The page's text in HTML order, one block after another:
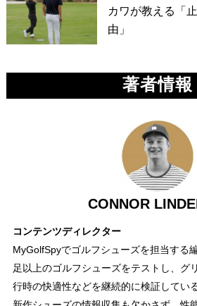
カワが教える「
由」
著者情報
CONNOR
コンテンツディレクター
MyGolfSpyでゴルフシューズを担当する
足以上のゴルフシューズをテストし、グ
行時の快適性などを継続的に検証している